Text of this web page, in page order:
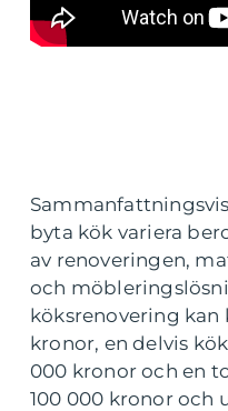
byta kök variera
av renoveringen,
och
köksrenovering kan
kronor, en delvis
000 kronor och en
100 000 kronor och